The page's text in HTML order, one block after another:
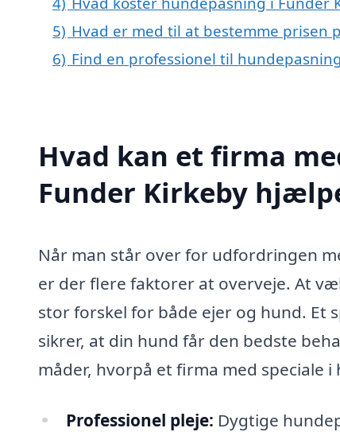
5) Hvad er med til at bestemme prisen
6) Find en professionel til
Hvad kan et firma
Funder Kirkeby
Når man står over for udfordringen
er der flere faktorer at overveje. At
stor forskel for både ejer og hund. Et
sikrer, at din hund får den bedste
måder, hvorpå et firma med speciale
Professionel pleje: Dygtige